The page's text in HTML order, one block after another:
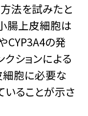
法を試みたと
腸上皮細胞は
CYP3A4の発
クションによる
細胞に必要な
ることが示さ